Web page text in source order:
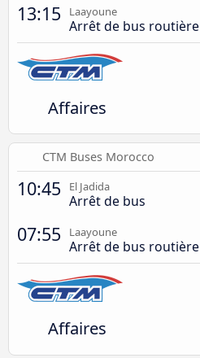
13:15 Laayoune
Arrêt de bus routière
Affaires
CTM Buses Morocco
10:45 El Jadida
Arrêt de bus
07:55 Laayoune
Arrêt de bus routière
Affaires